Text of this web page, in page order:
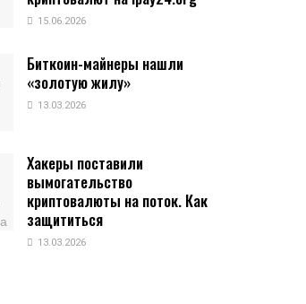
15.06.2026
Биткоин-майнеры нашли
«золотую жилу»
13.03.2026
Хакеры поставили
вымогательство
криптовалюты на поток. Как
защититься
13.03.2026